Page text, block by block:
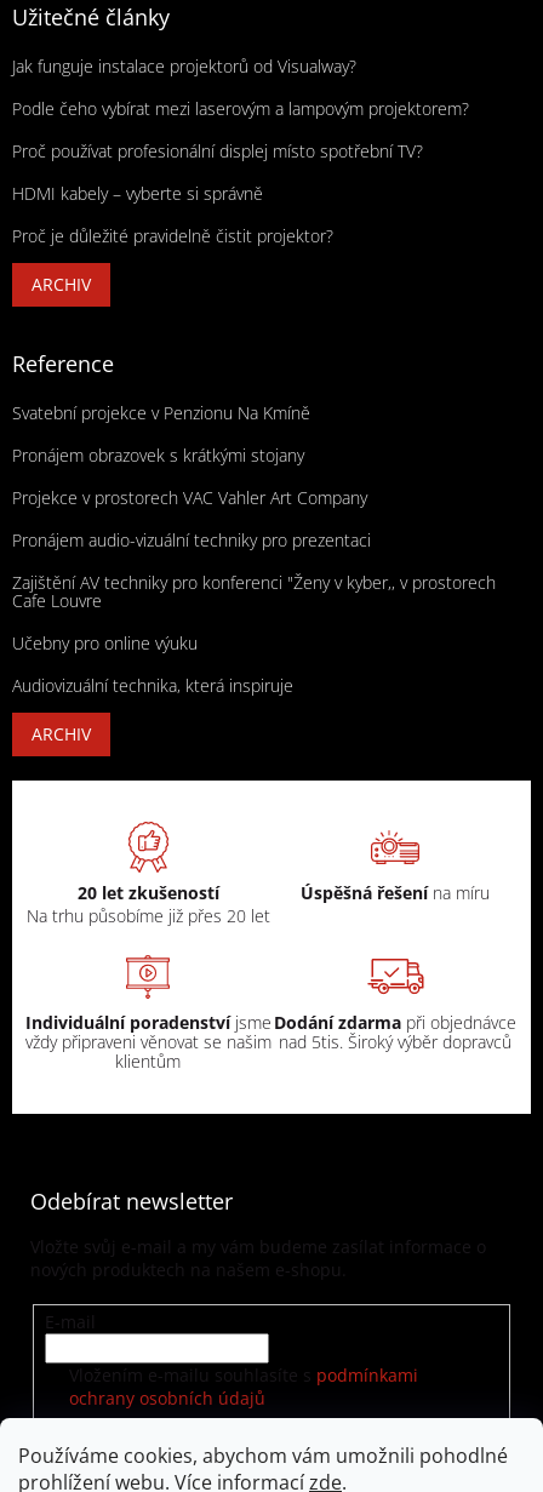
Používáme cookies, abychom vám umožnili pohodlné
prohlížení webu. Více informacízde.
Užitečné články
Jak funguje instalace projektorů od Visualway?
Podle čeho vybírat mezi laserovým a lampovým projektorem?
Proč používat profesionální displej místo spotřební TV?
HDMI kabely – vyberte si správně
Proč je důležité pravidelně čistit projektor?
ARCHIV
Reference
Svatební projekce v Penzionu Na Kmíně
Pronájem obrazovek s krátkými stojany
Projekce v prostorech VAC Vahler Art Company
Pronájem audio-vizuální techniky pro prezentaci
Zajištění AV techniky pro konferenci "Ženy v kyber,, v prostorech
Cafe Louvre
Učebny pro online výuku
Audiovizuální technika, která inspiruje
ARCHIV
20 let zkušeností
Na trhu působíme již přes 20 let
Úspěšná řešení na míru
Individuální poradenstvíjsme
vždy připraveni věnovat se našim
klientům
Dodání zdarma při objednávce
nad 5tis. Široký výběr dopravců
Odebírat newsletter
Vložte svůj e-mail a my vám budeme zasílat informace o
nových produktech na našem e-shopu.
E-mail
Vložením e-mailu souhlasíte s podmínkami
ochrany osobních údajů
PŘIHLÁSIT SE